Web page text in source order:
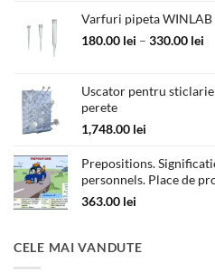
fost:
89.00 lei.
55.00
Varfuri pipeta WINLAB
180.00 lei – 330.00 lei
Uscator pentru
perete
1,748.00 lei
Prepositions.
personnels. Place de
363.00 lei
CELE MAI VANDUTE